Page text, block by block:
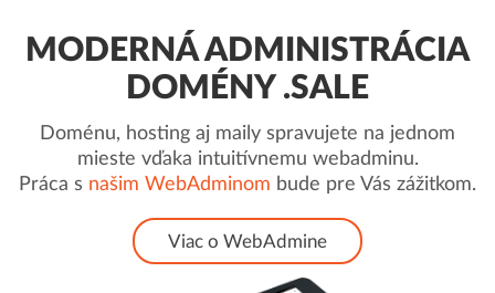
MODERNÁ ADMINISTRÁCIA
DOMÉNY .SALE
Doménu, hosting aj maily spravujete na jednom
mieste vďaka intuitívnemu webadminu.
Práca s našim WebAdminom bude pre Vás zážitkom.
Viac o WebAdmine